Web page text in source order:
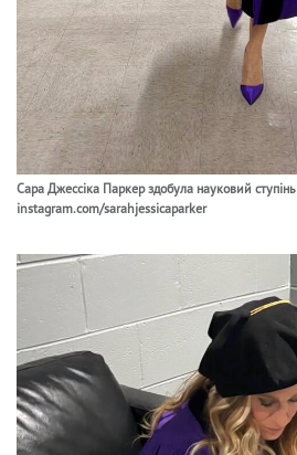
Сара Джессіка Паркер здобула науковий ступінь
instagram.com/sarahjessicaparker